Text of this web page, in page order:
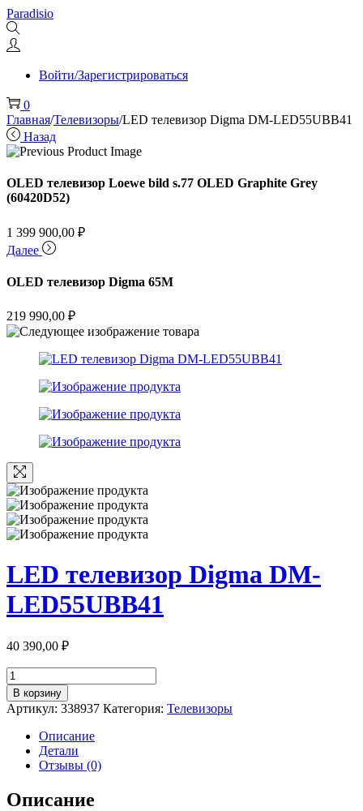
Перейти
к
навигации
Перейти
к
содержимому
Paradisio
Войти/Зарегистрироваться
0
Главная/Телевизоры/LED телевизор Digma DM-LED55UBB41
Назад
OLED телевизор Loewe bild s.77 OLED Graphite Grey
(60420D52)
1 399 900,00 ₽
Далее
OLED телевизор Digma 65M
219 990,00 ₽
LED телевизор Digma DM-
LED55UBB41
40 390,00 ₽
Количество
товара
LED
телевизор
Digma
DM-
LED55UBB41
В корзину
Артикул: 338937 Категория: Телевизоры
Описание
Детали
Отзывы (0)
Описание